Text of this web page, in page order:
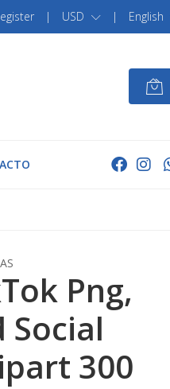
| USD | English
Png,
Social
300